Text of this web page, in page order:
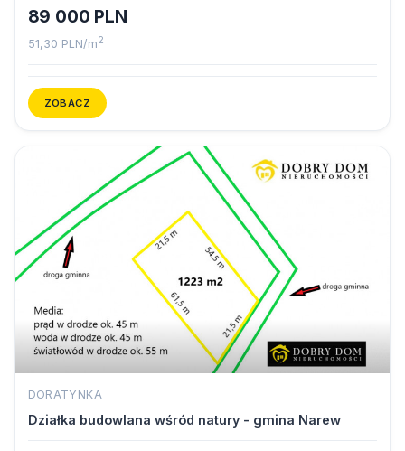
89 000 PLN
51,30 PLN/m2
ZOBACZ
DORATYNKA
Działka budowlana wśród natury - gmina Narew